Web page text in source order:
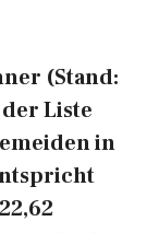
(Stand:
der Liste
in